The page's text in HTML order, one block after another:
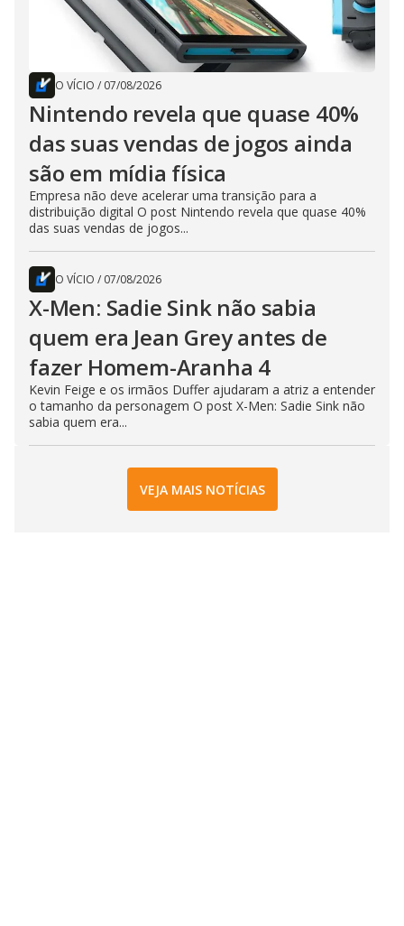
O VÍCIO / 07/08/2026
Nintendo revela que quase 40%
das suas vendas de jogos ainda
são em mídia física
Empresa não deve acelerar uma transição para a
distribuição digital O post Nintendo revela que quase 40%
das suas vendas de jogos...
O VÍCIO / 07/08/2026
X-Men: Sadie Sink não sabia
quem era Jean Grey antes de
fazer Homem-Aranha 4
Kevin Feige e os irmãos Duffer ajudaram a atriz a entender
o tamanho da personagem O post X-Men: Sadie Sink não
sabia quem era...
VEJA MAIS NOTÍCIAS